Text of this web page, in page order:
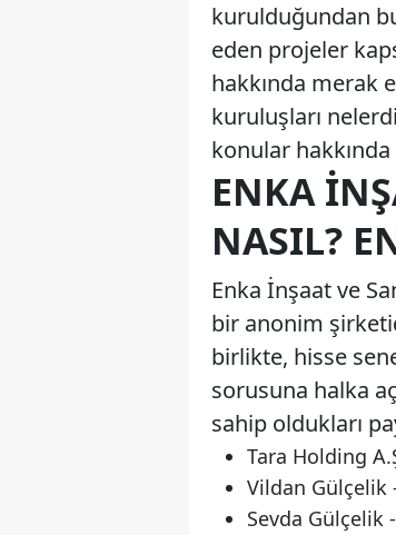
kurulduğundan
eden projeler
hakkında merak
kuruluşları
konular hakkında
ENKA
NASIL?
Enka İnşaat ve
bir anonim
birlikte, hisse
sorusuna halka
sahip oldukları
Tara Holding
Vildan Gülçelik
Sevda Gülçelik